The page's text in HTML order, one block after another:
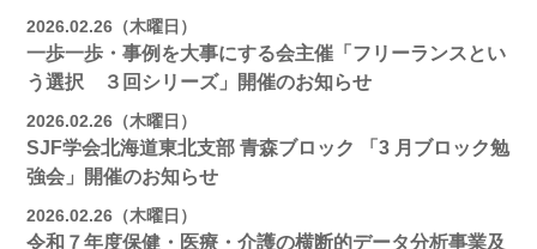
2026.02.26（木曜日）
一歩一歩・事例を大事にする会主催「フリーランスとい
う選択 ３回シリーズ」開催のお知らせ
2026.02.26（木曜日）
SJF学会北海道東北支部 ⻘森ブロック 「3 月ブロック勉
強会」開催のお知らせ
2026.02.26（木曜日）
令和７年度保健・医療・介護の横断的データ分析事業及